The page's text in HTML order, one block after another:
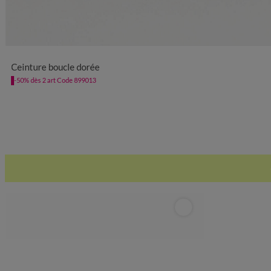
Ceinture boucle dorée
-50% dès 2 art Code 899013